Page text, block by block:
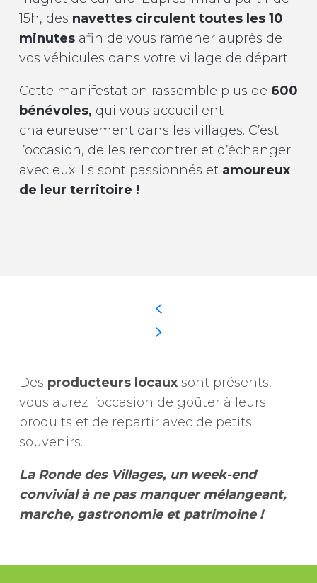
15h, des navettes circulent toutes les 10
minutes afin de vous ramener auprès de
vos véhicules dans votre village de départ.
Cette manifestation rassemble plus de 600
bénévoles, qui vous accueillent
chaleureusement dans les villages. C’est
l’occasion, de les rencontrer et d’échanger
avec eux. Ils sont passionnés et amoureux
de leur territoire !
Des producteurs locaux sont présents,
vous aurez l’occasion de goûter à leurs
produits et de repartir avec de petits
souvenirs.
La Ronde des Villages, un week-end
convivial à ne pas manquer mélangeant,
marche, gastronomie et patrimoine !